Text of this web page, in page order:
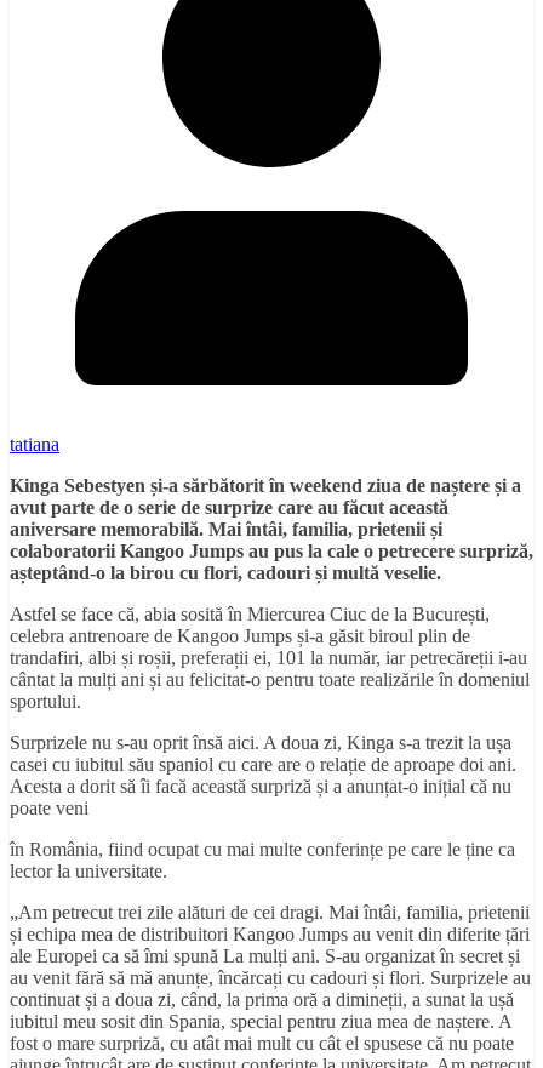
tatiana
Kinga Sebestyen și-a sărbătorit în weekend ziua de naștere și a
avut parte de o serie de surprize care au făcut această
aniversare memorabilă. Mai întâi, familia, prietenii și
colaboratorii Kangoo Jumps au pus la cale o petrecere surpriză,
așteptând-o la birou cu flori, cadouri și multă veselie.
Astfel se face că, abia sosită în Miercurea Ciuc de la București,
celebra antrenoare de Kangoo Jumps și-a găsit biroul plin de
trandafiri, albi și roșii, preferații ei, 101 la număr, iar petrecăreții i-au
cântat la mulți ani și au felicitat-o pentru toate realizările în domeniul
sportului.
Surprizele nu s-au oprit însă aici. A doua zi, Kinga s-a trezit la ușa
casei cu iubitul său spaniol cu care are o relație de aproape doi ani.
Acesta a dorit să îi facă această surpriză și a anunțat-o inițial că nu
poate veni
în România, fiind ocupat cu mai multe conferințe pe care le ține ca
lector la universitate.
„Am petrecut trei zile alături de cei dragi. Mai întâi, familia, prietenii
și echipa mea de distribuitori Kangoo Jumps au venit din diferite țări
ale Europei ca să îmi spună La mulți ani. S-au organizat în secret și
au venit fără să mă anunțe, încărcați cu cadouri și flori. Surprizele au
continuat și a doua zi, când, la prima oră a dimineții, a sunat la ușă
iubitul meu sosit din Spania, special pentru ziua mea de naștere. A
fost o mare surpriză, cu atât mai mult cu cât el spusese că nu poate